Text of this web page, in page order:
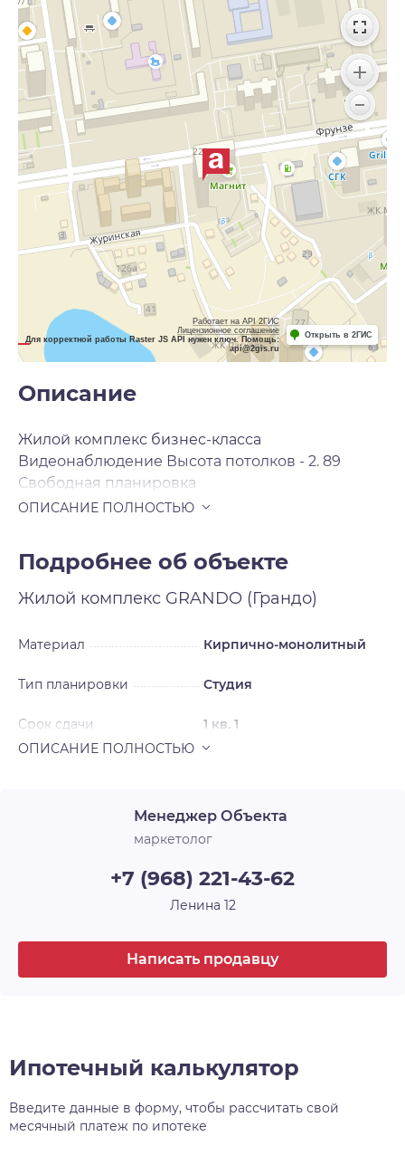
Работает на API 2ГИС
Лицензионное соглашение
Для корректной работы Raster JS API нужен ключ. Помощь:
api@2gis.ru
Открыть в 2ГИС
Описание
Жилой комплекс бизнес-класса
Видеонаблюдение Высота потолков - 2. 89
Свободная планировка
Подробнее об объекте
Жилой комплекс GRANDO (Грандо)
Материал Кирпично-монолитный
Тип планировки Студия
Срок сдачи 1 кв. 1
Менеджер Объекта
маркетолог
+7 (968) 221-43-62
Ленина 12
Написать продавцу
Ипотечный калькулятор
Введите данные в форму, чтобы рассчитать свой
месячный платеж по ипотеке